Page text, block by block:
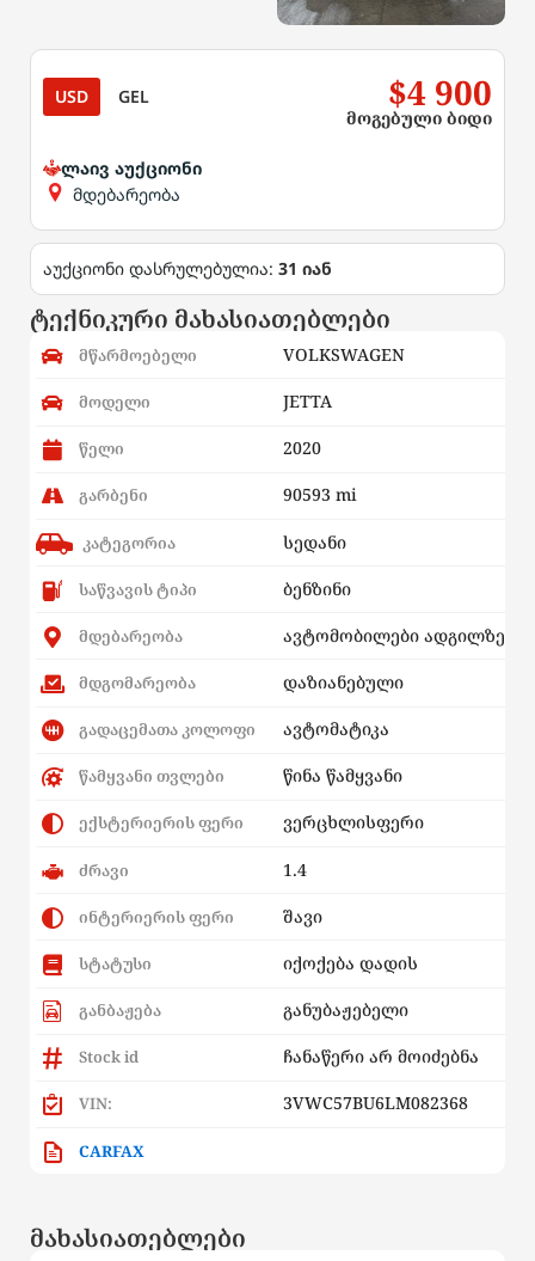
USD GEL $4 900
მოგებული ბიდი
ლაივ აუქციონი
მდებარეობა
აუქციონი დასრულებულია: 31 იან
ტექნიკური მახასიათებლები
მწარმოებელი VOLKSWAGEN
მოდელი JETTA
წელი 2020
გარბენი 90593 mi
კატეგორია სედანი
საწვავის ტიპი ბენზინი
მდებარეობა ავტომობილები ადგილზე
მდგომარეობა დაზიანებული
გადაცემათა კოლოფი ავტომატიკა
წამყვანი თვლები წინა წამყვანი
ექსტერიერის ფერი ვერცხლისფერი
ძრავი 1.4
ინტერიერის ფერი შავი
სტატუსი იქოქება დადის
განბაჟება განუბაჟებელი
Stock id ჩანაწერი არ მოიძებნა
VIN: 3VWC57BU6LM082368
CARFAX
მახასიათებლები